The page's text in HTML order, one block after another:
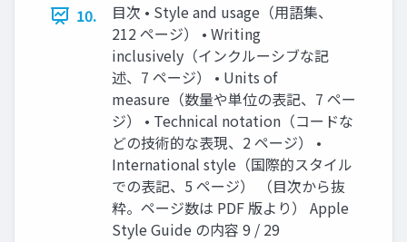
10.
目次 • Style and usage（用語集、
212 ページ） • Writing
inclusively（インクルーシブな記
述、7 ページ） • Units of
measure（数量や単位の表記、7 ペー
ジ） • Technical notation（コードな
どの技術的な表現、2 ページ） •
International style（国際的スタイル
での表記、5 ページ） （目次から抜
粋。ページ数は PDF 版より） Apple
Style Guide の内容 9 / 29